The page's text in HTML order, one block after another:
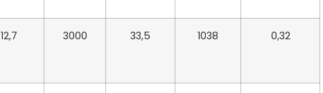
12,7 3000 33,5 1038 0,32